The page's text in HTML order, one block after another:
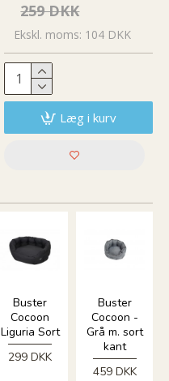
259 DKK
Ekskl. moms: 104 DKK
Læg i kurv
Buster
Cocoon
Liguria Sort
299 DKK
Buster
Cocoon -
Grå m. sort
kant
459 DKK